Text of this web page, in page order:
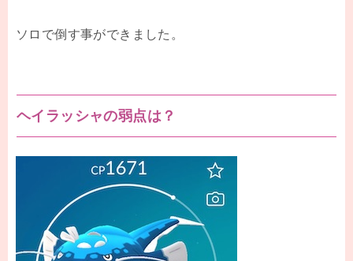
ソロで倒す事ができました。
ヘイラッシャの弱点は？